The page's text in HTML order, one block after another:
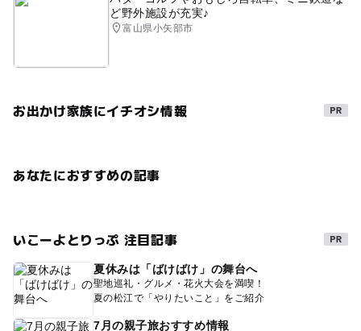
ど野外施設が充実♪
富山県小矢部市
お出かけ家族にイチオシ情報
あなたにおすすめの記事
いこーよとりっぷ 注目記事
夏休みは「ばけばけ」の舞台へ
聖地巡礼・グルメ・花火大会を満喫！
夏の松江で「やりたいこと」をご紹介
7月の親子旅おすすめ情報